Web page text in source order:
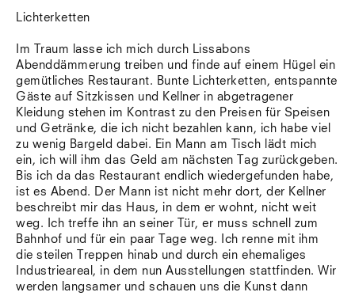
Lichterketten
Im Traum lasse ich mich durch Lissabons
Abenddämmerung treiben und finde auf einem Hügel ein
gemütliches Restaurant. Bunte Lichterketten, entspannte
Gäste auf Sitzkissen und Kellner in abgetragener
Kleidung stehen im Kontrast zu den Preisen für Speisen
und Getränke, die ich nicht bezahlen kann, ich habe viel
zu wenig Bargeld dabei. Ein Mann am Tisch lädt mich
ein, ich will ihm das Geld am nächsten Tag zurückgeben.
Bis ich da das Restaurant endlich wiedergefunden habe,
ist es Abend. Der Mann ist nicht mehr dort, der Kellner
beschreibt mir das Haus, in dem er wohnt, nicht weit
weg. Ich treffe ihn an seiner Tür, er muss schnell zum
Bahnhof und für ein paar Tage weg. Ich renne mit ihm
die steilen Treppen hinab und durch ein ehemaliges
Industrieareal, in dem nun Ausstellungen stattfinden. Wir
werden langsamer und schauen uns die Kunst dann